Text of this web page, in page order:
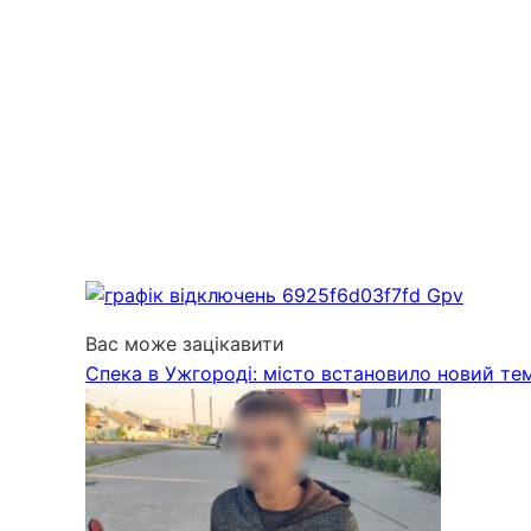
Вас може зацікавити
Спека в Ужгороді: місто встановило новий